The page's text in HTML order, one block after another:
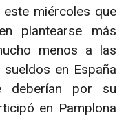
miércoles que
plantearse más
menos a las
sueldos en España
por su
en Pamplona